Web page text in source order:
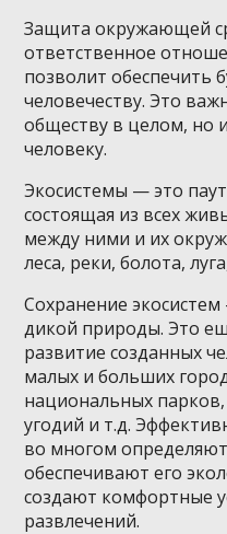
Защита окружающей
ответственное
позволит обеспечить
человечеству. Это
обществу в целом, но
человеку.
Экосистемы — это
состоящая из всех
между ними и их
леса, реки, болота,
Сохранение
дикой природы. Это
развитие созданных
малых и больших
национальных парков,
угодий и т.д.
во многом
обеспечивают его
создают комфортные
развлечений.